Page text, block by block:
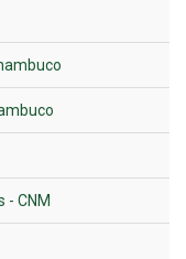
- CNM